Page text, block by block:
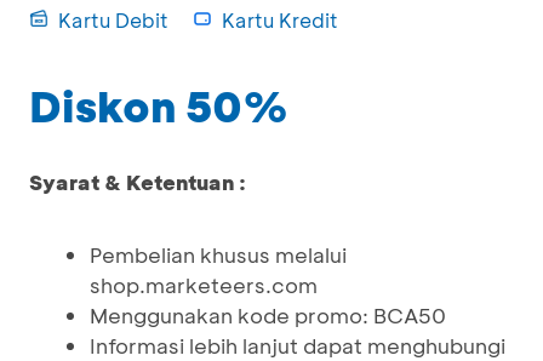
Kartu Debit Kartu Kredit
Diskon 50%
Syarat & Ketentuan :
Pembelian khusus melalui
shop.marketeers.com
Menggunakan kode promo: BCA50
Informasi lebih lanjut dapat menghubungi